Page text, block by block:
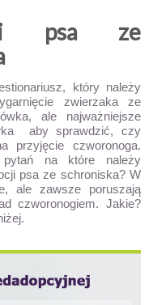
psa ze
który należy
zwierzaka ze
ale najważniejsze
aby sprawdzić, czy
przyjęcie czworonoga.
na które należy
psa ze schroniska? W
ale zawsze poruszają
czworonogiem. Jakie?